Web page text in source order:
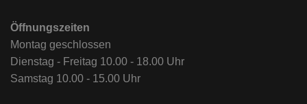
Öffnungszeiten
Montag geschlossen
Dienstag - Freitag 10.00 - 18.00 Uhr
Samstag 10.00 - 15.00 Uhr